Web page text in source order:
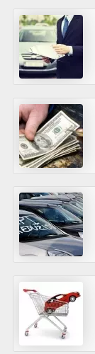
c
e
i
r
s
C
â
m
b
i
o
C
a
r
t